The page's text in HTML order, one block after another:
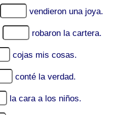
vendieron una joya.
robaron la cartera.
cojas mis cosas.
conté la verdad.
la cara a los niños.